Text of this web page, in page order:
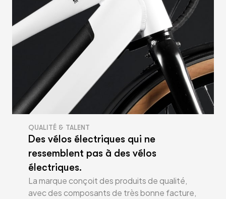
QUALITÉ & TALENT
Des vélos électriques qui ne
ressemblent pas à des vélos
électriques.
La marque conçoit des produits de qualité,
avec des composants de très bonne facture,